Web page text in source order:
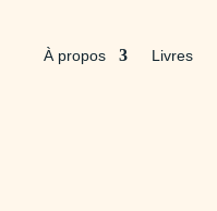
À propos Livres